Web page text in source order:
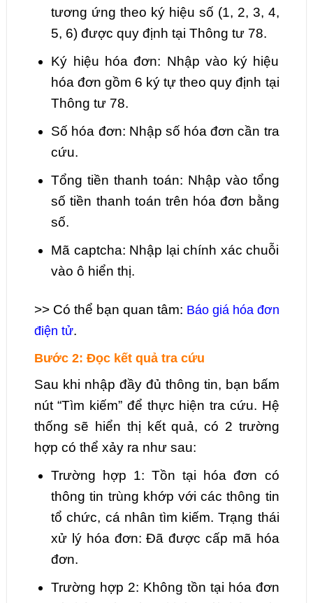
tương ứng theo ký hiệu số (1, 2, 3, 4,
5, 6) được quy định tại Thông tư 78.
Ký hiệu hóa đơn: Nhập vào ký hiệu
hóa đơn gồm 6 ký tự theo quy định tại
Thông tư 78.
Số hóa đơn: Nhập số hóa đơn cần tra
cứu.
Tổng tiền thanh toán: Nhập vào tổng
số tiền thanh toán trên hóa đơn bằng
số.
Mã captcha: Nhập lại chính xác chuỗi
vào ô hiển thị.
>> Có thể bạn quan tâm: Báo giá hóa đơn
điện tử.
Bước 2: Đọc kết quả tra cứu
Sau khi nhập đầy đủ thông tin, bạn bấm
nút “Tìm kiếm” để thực hiện tra cứu. Hệ
thống sẽ hiển thị kết quả, có 2 trường
hợp có thể xảy ra như sau:
Trường hợp 1: Tồn tại hóa đơn có
thông tin trùng khớp với các thông tin
tổ chức, cá nhân tìm kiếm. Trạng thái
xử lý hóa đơn: Đã được cấp mã hóa
đơn.
Trường hợp 2: Không tồn tại hóa đơn